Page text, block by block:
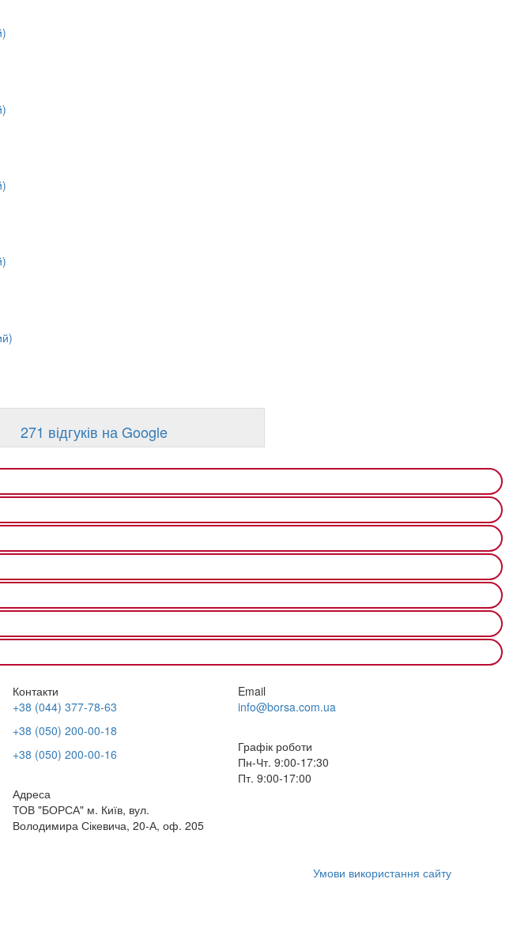
271 відгуків на Google
Контакти
+38 (044) 377-78-63
+38 (050) 200-00-18
+38 (050) 200-00-16
Адреса
ТОВ "БОРСА" м. Київ, вул.
Володимира Сікевича, 20-А, оф. 205
Email
info@borsa.com.ua
Графік роботи
Пн-Чт. 9:00-17:30
Пт. 9:00-17:00
Умови використання сайту